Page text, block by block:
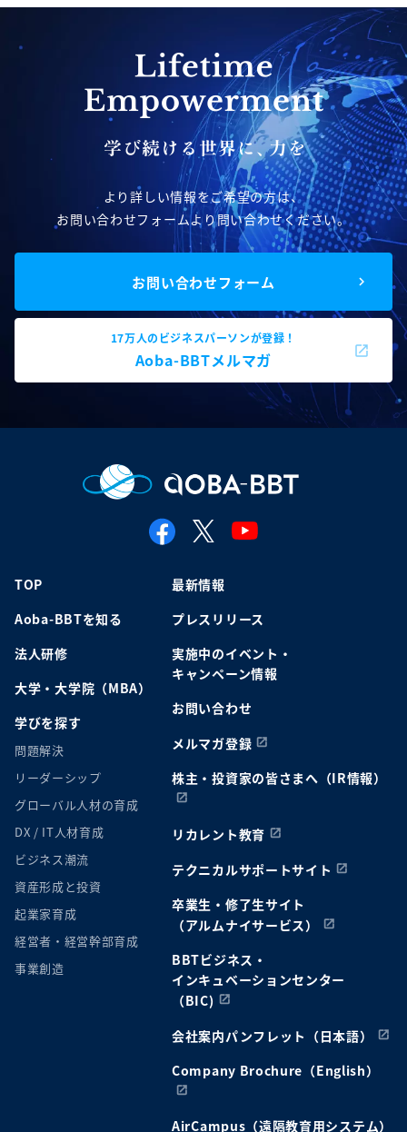
より詳しい情報をご希望の方は、
お問い合わせフォームより問い合わせください。
お問い合わせフォーム
17万人のビジネスパーソンが登録！
Aoba-BBTメルマガ
TOP
Aoba-BBTを知る
法人研修
大学・大学院（MBA）
学びを探す
問題解決
リーダーシップ
グローバル人材の育成
DX / IT人材育成
ビジネス潮流
資産形成と投資
起業家育成
経営者・経営幹部育成
事業創造
最新情報
プレスリリース
実施中のイベント・
キャンペーン情報
お問い合わせ
メルマガ登録
株主・投資家の皆さまへ（IR情報）
リカレント教育
テクニカルサポートサイト
卒業生・修了生サイト
（アルムナイサービス）
BBTビジネス・
インキュベーションセンター
（BIC)
会社案内パンフレット（日本語）
Company Brochure（English）
AirCampus（遠隔教育用システム）